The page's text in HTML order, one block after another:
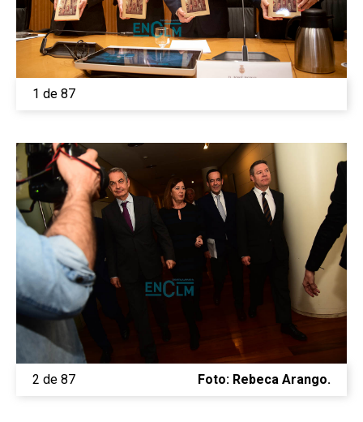
1 de 87
2 de 87 Foto: Rebeca Arango.